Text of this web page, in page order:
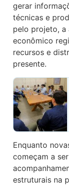
gerar
técnicas e
pelo projeto,
econômico
recursos e
presente.
Enquanto
começam a
estruturais na